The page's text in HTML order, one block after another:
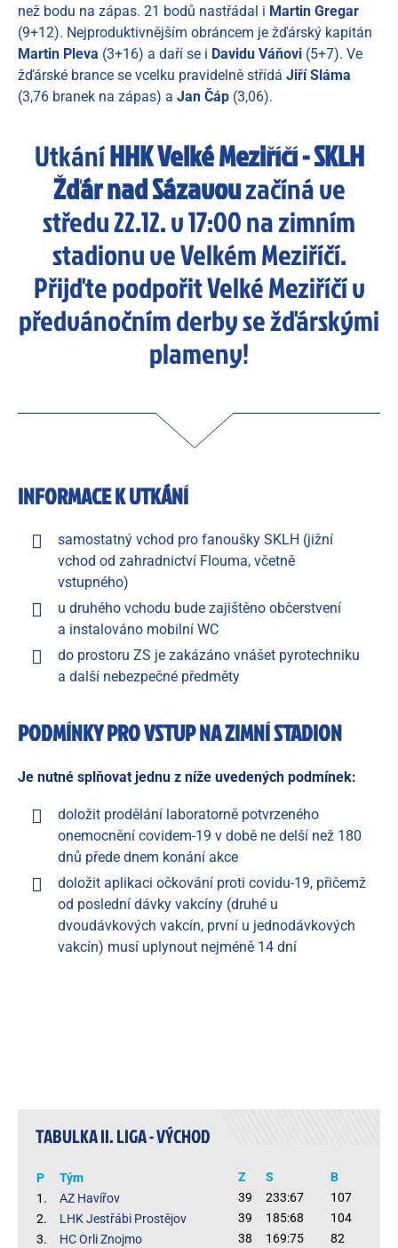
než bodu na zápas. 21 bodů nastřádal i Martin Gregar
(9+12). Nejproduktivnějším obráncem je žďárský kapitán
Martin Pleva (3+16) a daří se i Davidu Váňovi (5+7). Ve
žďárské brance se vcelku pravidelně střídá Jiří Sláma
(3,76 branek na zápas) a Jan Čáp (3,06).
UtkáníHHK Velké Meziříčí - SKLH
Žďár nad Sázavouzačíná ve
středu 22.12. v 17:00 na zimním
stadionu ve Velkém Meziříčí.
Přijďte podpořit Velké Meziříčí v
předvánočním derby se žďárskými
plameny!
INFORMACE K UTKÁNÍ
samostatný vchod pro fanoušky SKLH (jižní
vchod od zahradnictví Flouma, včetně
vstupného)
u druhého vchodu bude zajištěno občerstvení
a instalováno mobilní WC
do prostoru ZS je zakázáno vnášet pyrotechniku
a další nebezpečné předměty
PODMÍNKY PRO VSTUP NA ZIMNÍ STADION
Je nutné splňovat jednu z níže uvedených podmínek:
doložit prodělání laboratorně potvrzeného
onemocnění covidem-19 v době ne delší než 180
dnů přede dnem konání akce
doložit aplikaci očkování proti covidu-19, přičemž
od poslední dávky vakcíny (druhé u
dvoudávkových vakcín, první u jednodávkových
vakcín) musí uplynout nejméně 14 dní
TABULKA II. LIGA - VÝCHOD
P Tým Z S
B
1.
AZ Havířov 39 233:67
107
2.
LHK Jestřábi Prostějov 39 185:68
104
3.
HC Orli Znojmo 38 169:75
82